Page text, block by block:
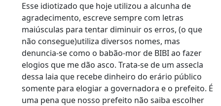
Esse idiotizado que hoje utilizou a alcunha de
agradecimento, escreve sempre com letras
maiúsculas para tentar diminuir os erros, (o que
não consegue)utiliza diversos nomes, mas
denuncia-se como o babão-mor de BIBI ao fazer
elogios que me dão asco. Trata-se de um assecla
dessa laia que recebe dinheiro do erário público
somente para elogiar a governadora e o prefeito. É
uma pena que nosso prefeito não saiba escolher